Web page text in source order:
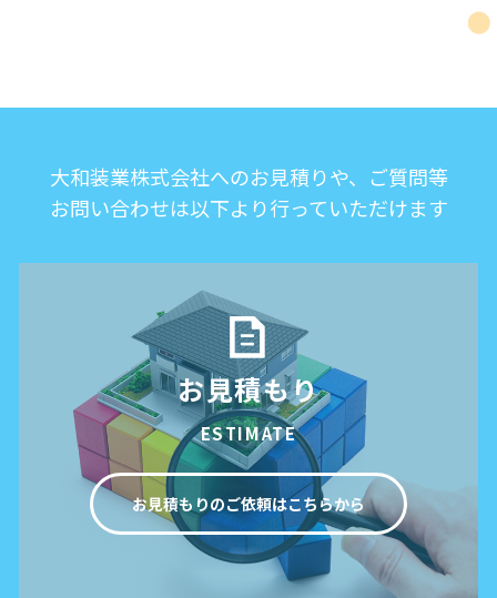
大和装業株式会社へのお見積りや、ご質問等
お問い合わせは以下より行っていただけます
お見積もり
ESTIMATE
お見積もりのご依頼はこちらから